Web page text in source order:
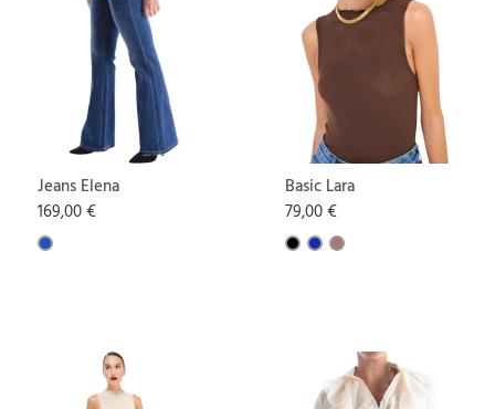
Jeans Elena
169,00 €
Basic Lara
79,00 €